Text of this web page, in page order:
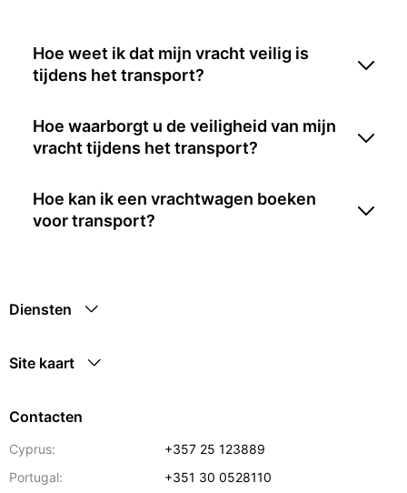
Hoe weet ik dat mijn vracht veilig is
tijdens het transport?
Hoe waarborgt u de veiligheid van mijn
vracht tijdens het transport?
Hoe kan ik een vrachtwagen boeken
voor transport?
Diensten
Site kaart
Contacten
Cyprus:
+357 25 123889
Portugal:
+351 30 0528110